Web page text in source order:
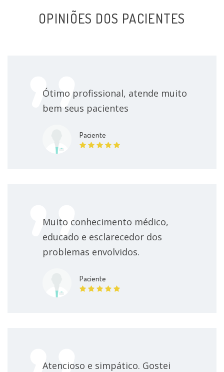
OPINIÕES DOS PACIENTES
Ótimo profissional, atende muito
bem seus pacientes
Paciente
Muito conhecimento médico,
educado e esclarecedor dos
problemas envolvidos.
Paciente
Atencioso e simpático. Gostei